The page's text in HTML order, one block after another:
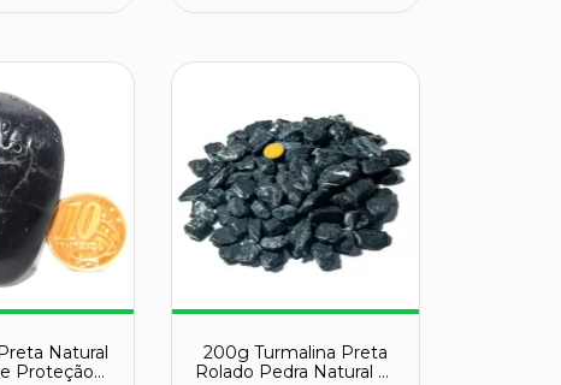
Natural
Proteção
200g Turmalina Preta
Rolado Pedra Natural M